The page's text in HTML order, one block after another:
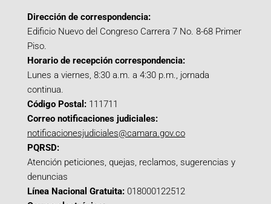
Dirección de correspondencia:
Edificio Nuevo del Congreso Carrera 7 No. 8-68 Primer
Piso.
Horario de recepción correspondencia:
Lunes a viernes, 8:30 a.m. a 4:30 p.m., jornada
continua.
Código Postal: 111711
Correo notificaciones judiciales:
notificacionesjudiciales@camara.gov.co
PQRSD:
Atención peticiones, quejas, reclamos, sugerencias y
denuncias
Línea Nacional Gratuita: 018000122512